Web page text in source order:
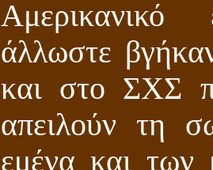
άλλωστε
και στο ΣΧΣ
απειλούν τη
εμένα και